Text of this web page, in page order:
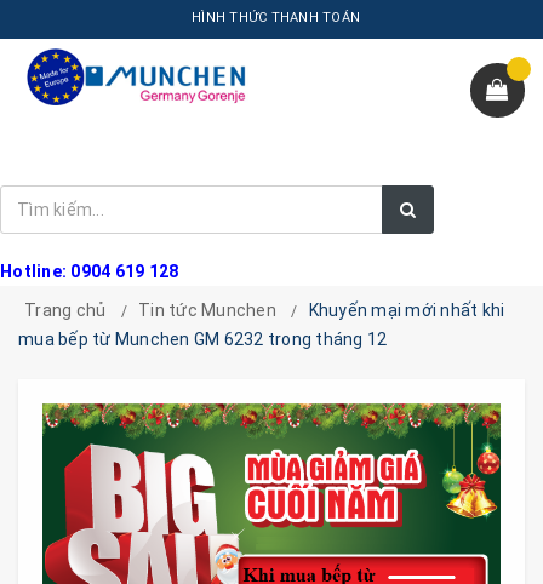
HÌNH THỨC THANH TOÁN
Hotline: 0904 619 128
Trang chủ
Tin tức Munchen
Khuyến mại mới nhất khi
mua bếp từ Munchen GM 6232 trong tháng 12